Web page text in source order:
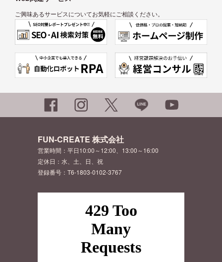
ご興味あるサービスについてお気軽にご相談ください。
FUN-CREATE 株式会社
営業時間：平日10:00～12:00、13:00～16:00
定休日：水、土、日、祝
登録番号：T6-1803-0102-3767